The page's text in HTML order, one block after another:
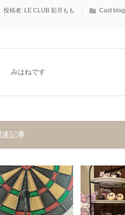
投稿者: LE CLUB 彩月もも Cast blog
みはねです
連記事